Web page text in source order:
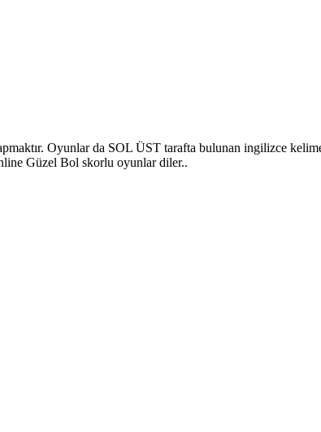
Oyunlar da SOL ÜST tarafta bulunan ingilizce
Güzel Bol skorlu oyunlar diler..